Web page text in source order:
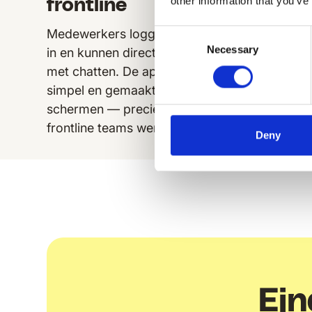
Consent
Selection
Necessary
Deny
frontline
Medewerkers loggen één keer
in en kunnen direct beginnen
met chatten. De app is snel,
simpel en gemaakt voor kleine
schermen — precies zoals de
frontline teams werken.
1-op-1
veilig